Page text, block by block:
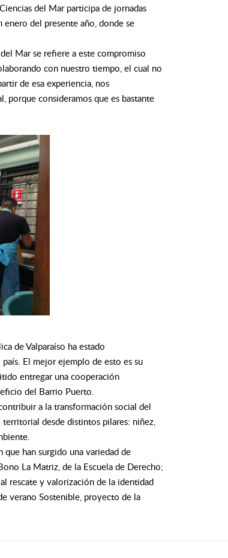
del Mar participa de jornadas
del presente año, donde se
Mar se refiere a este compromiso
con nuestro tiempo, el cual no
de esa experiencia, nos
porque consideramos que es bastante
de Valparaíso ha estado
El mejor ejemplo de esto es su
entregar una cooperación
del Barrio Puerto.
a la transformación social del
desde distintos pilares: niñez,
han surgido una variedad de
La Matriz, de la Escuela de Derecho;
rescate y valorización de la identidad
verano Sostenible, proyecto de la